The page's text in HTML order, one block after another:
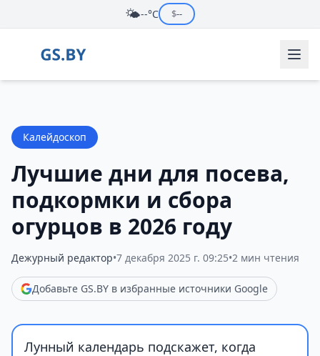
🌤️--°C $--
Калейдоскоп
Лучшие дни для посева,
подкормки и сбора
огурцов в 2026 году
Дежурный редактор•7 декабря 2025 г. 09:25•2 мин чтения
Добавьте GS.BY в избранные источники Google
Лунный календарь подскажет, когда